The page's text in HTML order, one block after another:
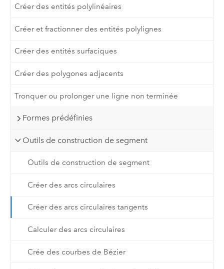
Créer des entités polylinéaires
Créer et fractionner des entités polylignes
Créer des entités surfaciques
Créer des polygones adjacents
Tronquer ou prolonger une ligne non terminée
Formes prédéfinies
Outils de construction de segment
Outils de construction de segment
Créer des arcs circulaires
Créer des arcs circulaires tangents
Calculer des arcs circulaires
Crée des courbes de Bézier